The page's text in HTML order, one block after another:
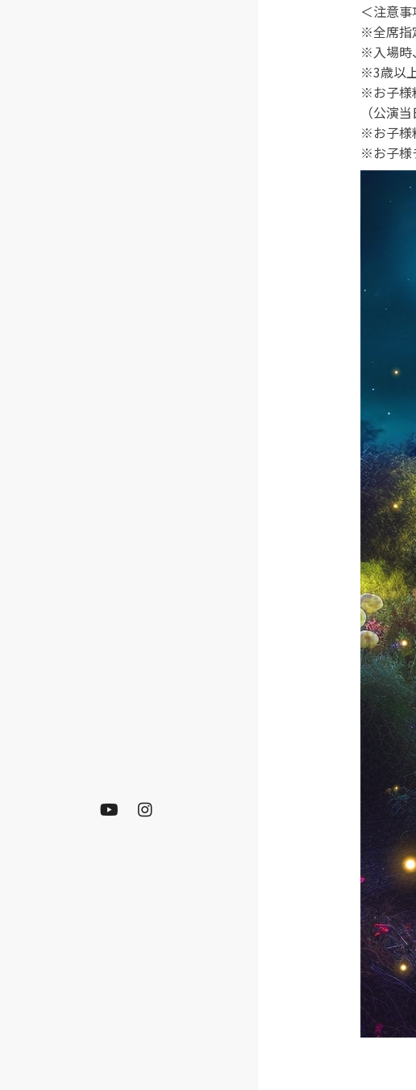
＜注意事
※全席指
※入場時
※3歳以
※お子様
（公演
※お子様
※お子様